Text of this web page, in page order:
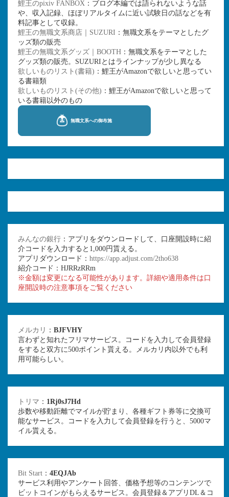
鯉王のpixiv FANBOX ：ブログ本編では語られないような話
や、収入記録、ほぼリアルタイムに近い試験日の話などを有
料記事として収録。
鯉王の無職文系商店｜SUZURI ：無職文系をテーマとしたグ
ッズ類の販売
鯉王の無職文系グッズ｜BOOTH ：無職文系をテーマとした
グッズ類の販売。SUZURIとはラインナップが少し異なる
欲しいものリスト(書籍) ：鯉王がAmazonで欲しいと思ってい
る書籍類
欲しいものリスト(その他) ：鯉王がAmazonで欲しいと思って
いる書籍以外のもの
みんなの銀行 ：アプリをダウンロードして、口座開設時に紹
介コードを入力すると1,000円貰える。
アプリダウンロード： https://app.adjust.com/2tho638
紹介コード：HJRRzRRm
※金額は変更になる可能性があります。詳細や適用条件は口
座開設時の注意事項をご覧ください
メルカリ ： BJFVHY
言わずと知れたフリマサービス。コードを入力して会員登録
をすると双方に500ポイント貰える。メルカリ内以外でも利
用可能らしい。
トリマ ： 1Rj0sJ7Hd
歩数や移動距離でマイルが貯まり、各種ギフト券等に交換可
能なサービス。コードを入力して会員登録を行うと、5000マ
イル貰える。
Bit Start ： 4EQJAb
サービス利用やアンケート回答、価格予想等のコンテンツで
ビットコインがもらえるサービス。会員登録＆アプリDL＆コ